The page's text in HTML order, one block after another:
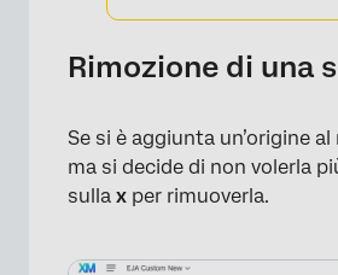
Rimozione di una
Se si è aggiunta un’origine
ma si decide di non volerla
sulla x per rimuoverla.